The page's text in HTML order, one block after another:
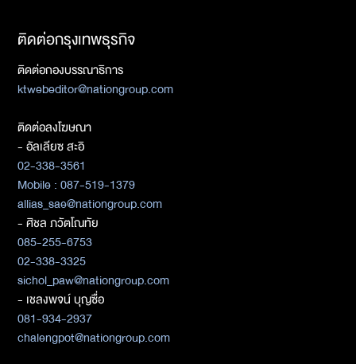
ติดต่อกรุงเทพธุรกิจ
ติดต่อกองบรรณาธิการ
ktwebeditor@nationgroup.com
ติดต่อลงโฆษณา
- อัลเลียซ สะอิ
02-338-3561
Mobile : 087-519-1379
allias_sae@nationgroup.com
- ศิชล ภวัตโณทัย
085-255-6753
02-338-3325
sichol_paw@nationgroup.com
- เชลงพจน์ บุญซื่อ
081-934-2937
chalengpot@nationgroup.com